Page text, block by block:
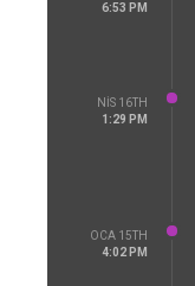
6:53 PM
NIS 16TH
1:29 PM
OCA 15TH
4:02 PM